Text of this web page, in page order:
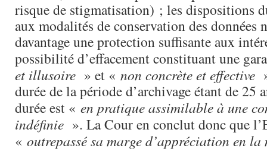
risque de stigmatisation) ; les dispositions
aux modalités de conservation des données
davantage une protection suffisante aux
possibilité d’effacement constituant une
et illusoire » et « non concrète et effective
durée de la période d’archivage étant de 25
durée est « en pratique assimilable à une
indéfinie ». La Cour en conclut donc que
« outrepassé sa marge d’appréciation en